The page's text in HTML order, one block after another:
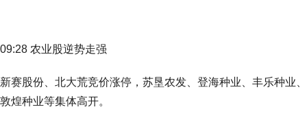
09:28 农业股逆势走强
新赛股份、北大荒竞价涨停，苏垦农发、登海种业、丰乐种业、
敦煌种业等集体高开。